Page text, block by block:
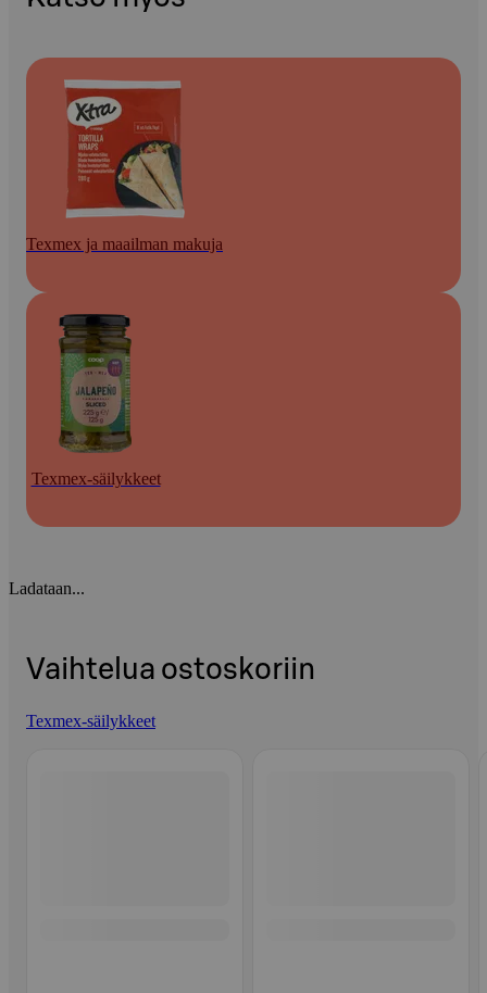
Texmex ja maailman makuja
Texmex-säilykkeet
Ladataan...
Vaihtelua ostoskoriin
Texmex-säilykkeet